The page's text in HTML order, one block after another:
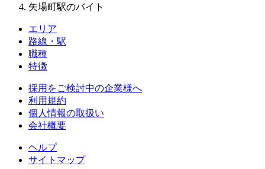
矢場町駅のバイト
エリア
路線・駅
職種
特徴
採用をご検討中の企業様へ
利用規約
個人情報の取扱い
会社概要
ヘルプ
サイトマップ